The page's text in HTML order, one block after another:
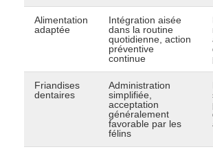
Alimentation
adaptée
Intégration aisée
dans la routine
quotidienne, action
préventive
continue
Friandises
dentaires
Administration
simplifiée,
acceptation
généralement
favorable par les
félins